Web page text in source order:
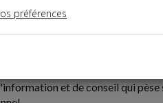
23
ET DE
et de conseil qui
préférences